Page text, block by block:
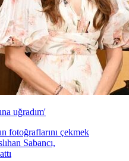
uğradım'
fotoğraflarını çekmek
Sabancı,